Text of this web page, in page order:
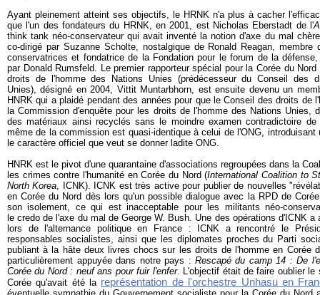
Ayant pleinement atteint ses objectifs, le HRNK n'a plus à cacher
que l'un des fondateurs du HRNK, en 2001, est Nicholas Eberstadt de l'
think tank néo-conservateur qui avait inventé la notion d'axe du mal
co-dirigé par Suzanne Scholte, nostalgique de Ronald Reagan, membre
conservatrices et fondatrice de la Fondation pour le forum de la
par Donald Rumsfeld. Le premier rapporteur spécial pour la Corée du
droits de l'homme des Nations Unies (prédécesseur du Conseil des
Unies), désigné en 2004, Vittit Muntarbhorn, est ensuite devenu un
HNRK qui a plaidé pendant des années pour que le Conseil des droits de
la Commission d'enquête pour les droits de l'homme des Nations Unies,
des matériaux ainsi recyclés sans le moindre examen contradictoire
même de la commission est quasi-identique à celui de l'ONG, introduisant
le caractère officiel que veut se donner ladite ONG.
HNRK est le pivot d'une quarantaine d'associations regroupées dans la
les crimes contre l'humanité en Corée du Nord (International Coalition to
North Korea, ICNK). ICNK est très active pour publier de nouvelles
en Corée du Nord dès lors qu'un possible dialogue avec la RPD de
son isolement, ce qui est inacceptable pour les militants néo-
le credo de l'axe du mal de George W. Bush. Une des opérations d'ICNK
lors de l'alternance politique en France : ICNK a rencontré le
responsables socialistes, ainsi que les diplomates proches du Parti
publiant à la hâte deux livres chocs sur les droits de l'homme en Corée
particulièrement appuyée dans notre pays : Rescapé du camp 14 : De
Corée du Nord : neuf ans pour fuir l'enfer. L'objectif était de faire oublier le
Corée qu'avait été la représentation de l'orchestre Unhasu en